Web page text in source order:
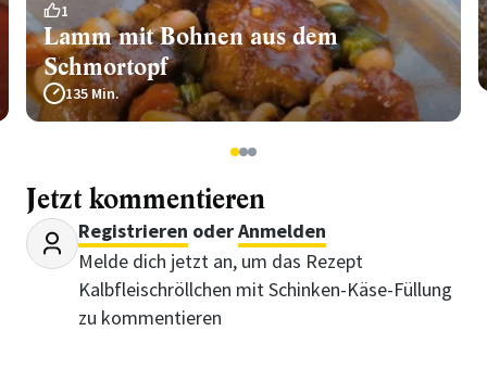
1
Lamm mit Bohnen aus dem
Schmortopf
135 Min.
123
Jetzt kommentieren
Registrieren oderAnmelden
Melde dich jetzt an, um das Rezept
Kalbfleischröllchen mit Schinken-Käse-Füllung
zu kommentieren